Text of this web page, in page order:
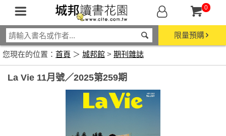
0
限量預購
您現在的位置： 首頁 ＞ 城邦館 > 期刊雜誌
La Vie 11月號／2025第259期